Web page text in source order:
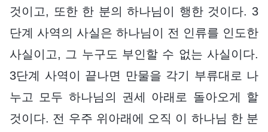
것이고, 또한 한 분의 하나님이 행한 것이다. 3
단계 사역의 사실은 하나님이 전 인류를 인도한
사실이고, 그 누구도 부인할 수 없는 사실이다.
3단계 사역이 끝나면 만물을 각기 부류대로 나
누고 모두 하나님의 권세 아래로 돌아오게 할
것이다. 전 우주 위아래에 오직 이 하나님 한 분